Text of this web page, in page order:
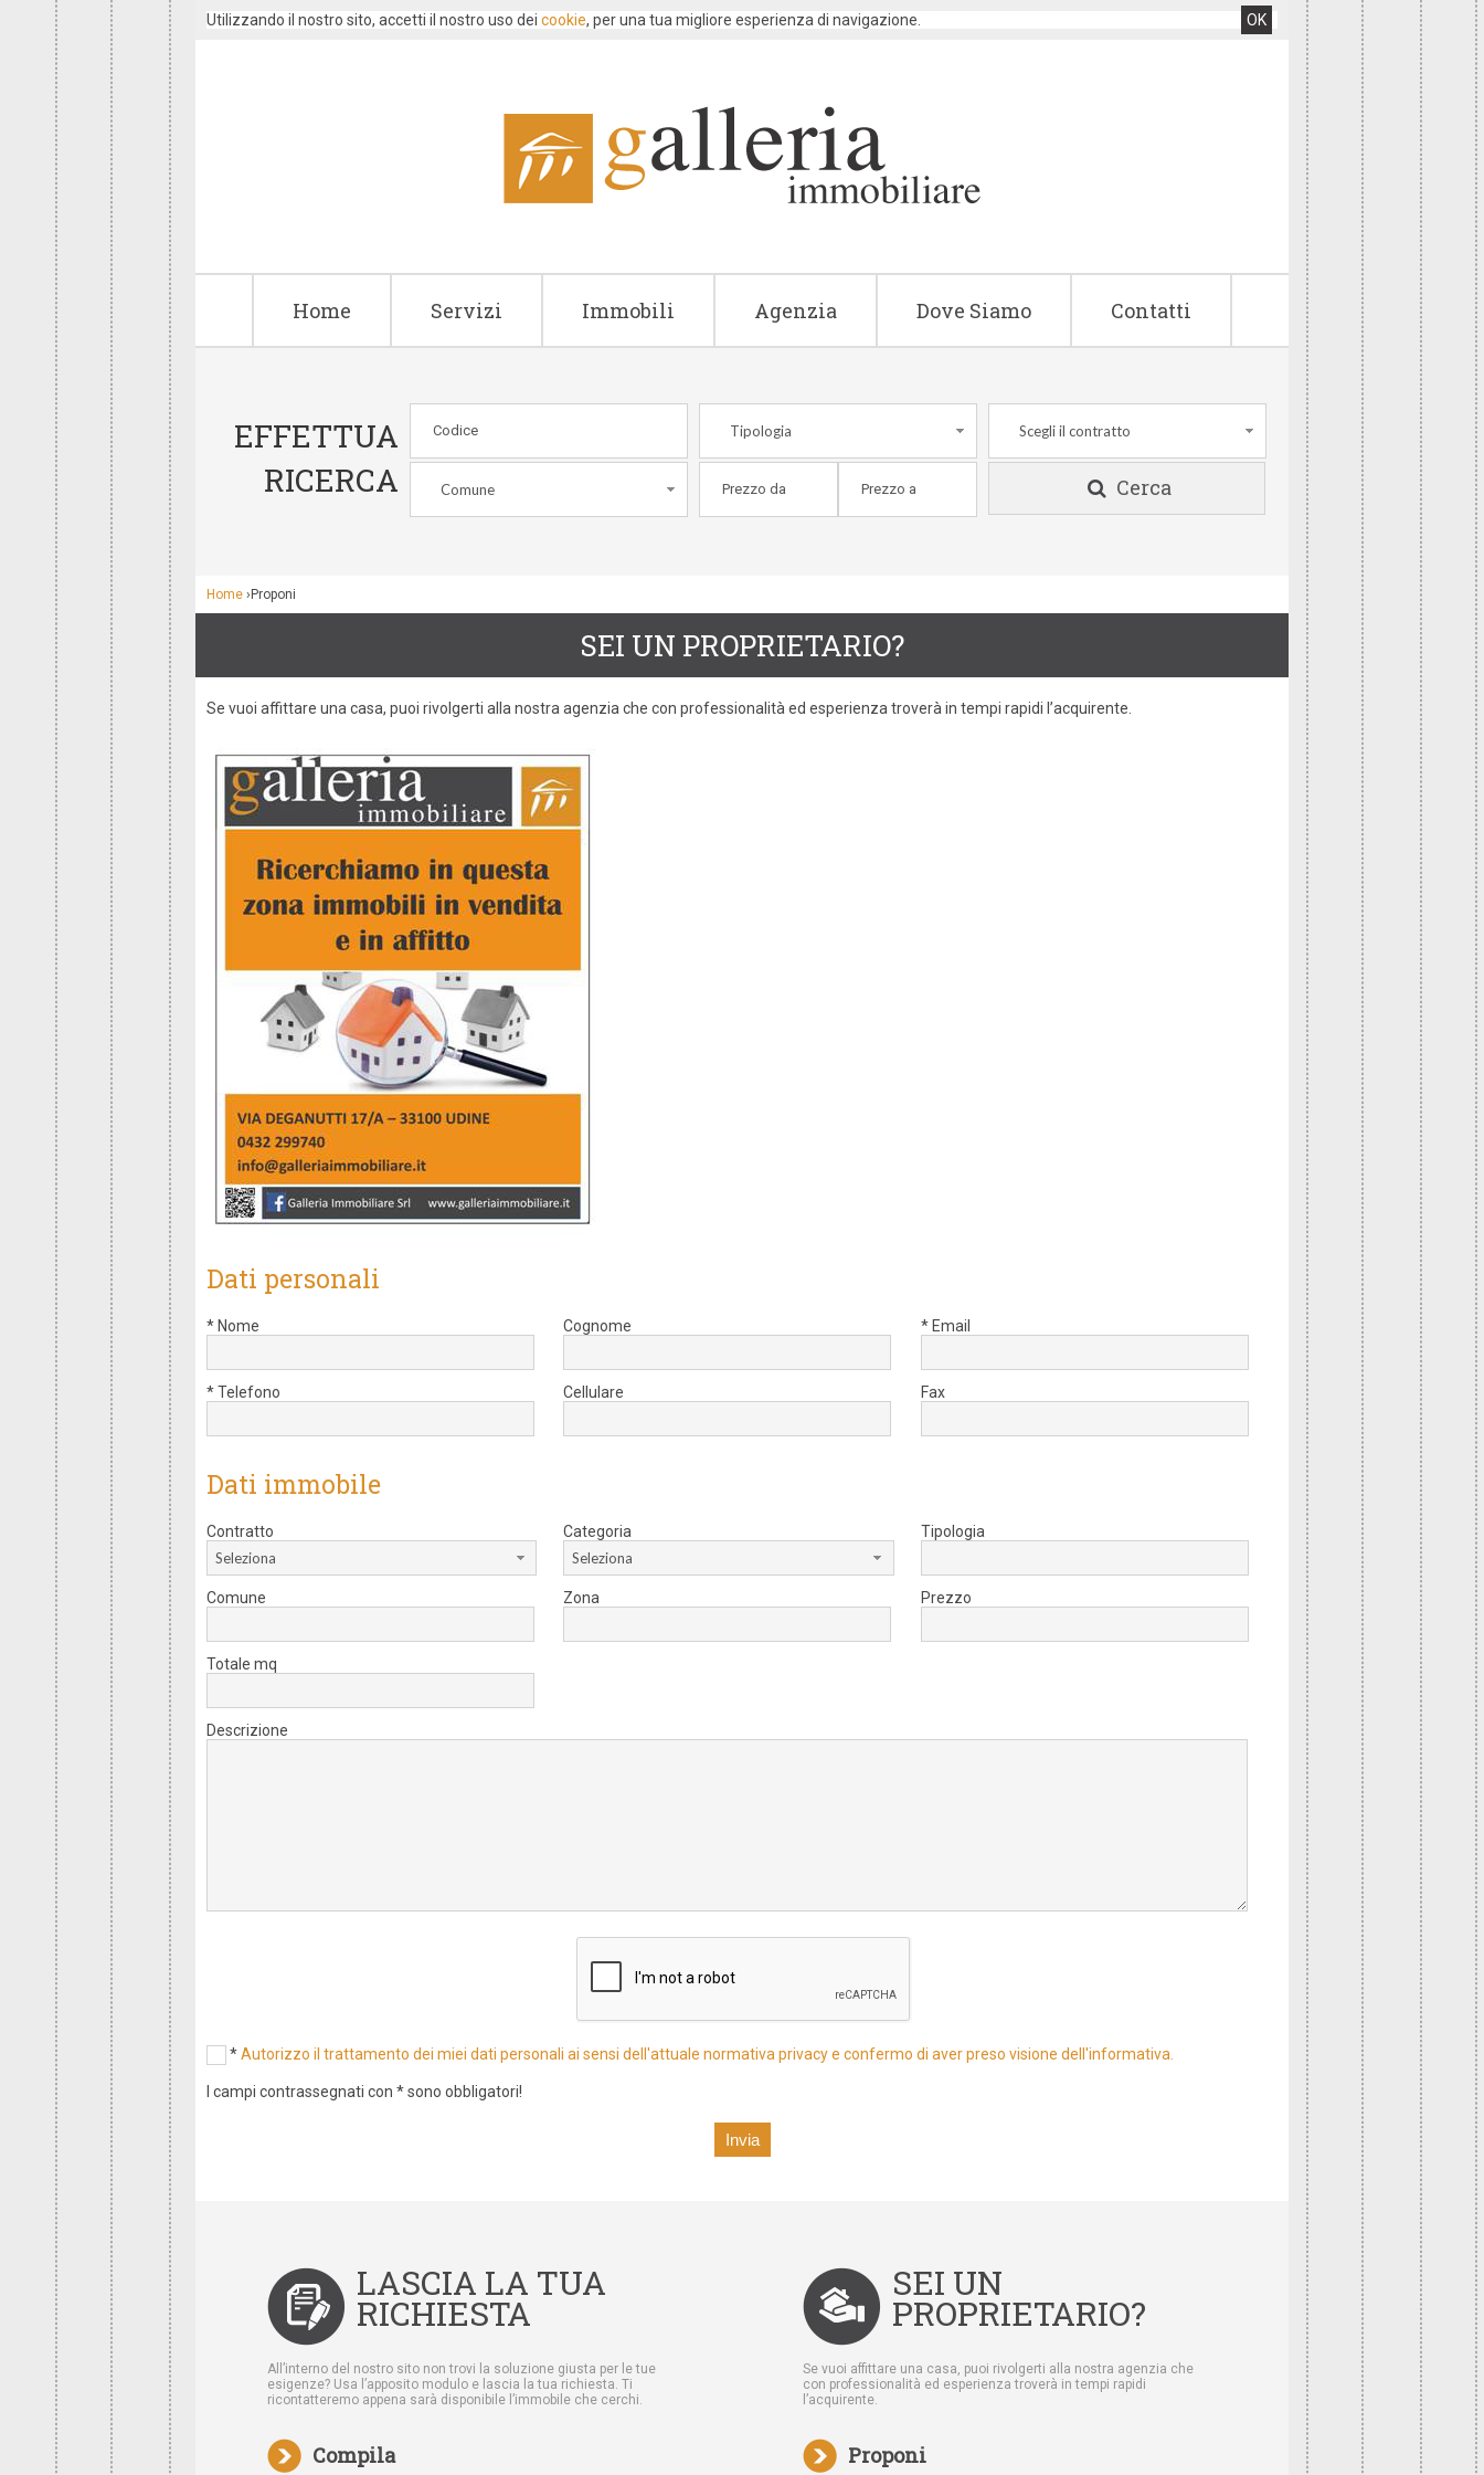
Utilizzando il nostro sito, accetti il nostro uso dei cookie, per una tua migliore esperienza di navigazione. OK
Home Servizi Immobili Agenzia Dove Siamo Contatti
EFFETTUA
RICERCA
Tipologia Scegli il contratto
Comune Cerca
Home › Proponi
SEI UN PROPRIETARIO?
Se vuoi affittare una casa, puoi rivolgerti alla nostra agenzia che con professionalità ed esperienza troverà in tempi rapidi l’acquirente.
Dati personali
* Nome Cognome * Email
* Telefono Cellulare Fax
Dati immobile
Contratto
Seleziona
Categoria
Seleziona
Tipologia
Comune Zona Prezzo
Totale mq
Descrizione
*Autorizzo il trattamento dei miei dati personali ai sensi dell'attuale normativa privacy e confermo di aver preso visione dell'informativa.
I campi contrassegnati con * sono obbligatori!
LASCIA LA TUA
RICHIESTA
All’interno del nostro sito non trovi la soluzione giusta per le tue
esigenze? Usa l’apposito modulo e lascia la tua richiesta. Ti
ricontatteremo appena sarà disponibile l’immobile che cerchi.
Compila
SEI UN
PROPRIETARIO?
Se vuoi affittare una casa, puoi rivolgerti alla nostra agenzia che
con professionalità ed esperienza troverà in tempi rapidi
l’acquirente.
Proponi